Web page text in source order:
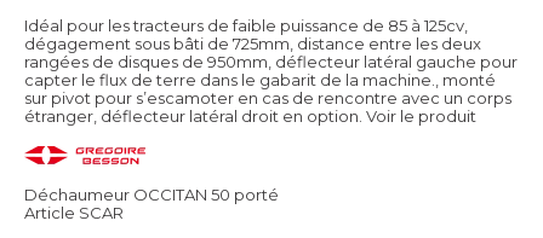
Idéal pour les tracteurs de faible puissance de 85 à 125cv,
dégagement sous bâti de 725mm, distance entre les deux
rangées de disques de 950mm, déflecteur latéral gauche pour
capter le flux de terre dans le gabarit de la machine., monté
sur pivot pour s’escamoter en cas de rencontre avec un corps
étranger, déflecteur latéral droit en option. Voir le produit
Déchaumeur OCCITAN 50 porté
Article SCAR